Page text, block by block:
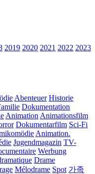
2019 2020 2021 2022 2023
Abenteuer Historie
Dokumentation
Animation Animationsfilm
Dokumentarfilm Sci-Fi
Animation.
Jugendmagazin TV-
Werbung
Drame
Mélodrame Spot 가족